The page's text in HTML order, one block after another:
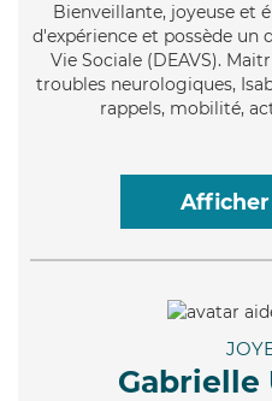
Bienveillante, joyeuse et
d'expérience et possède un
Vie Sociale (DEAVS).
troubles neurologiques,
rappels, mobilité,
Afficher
Gabrielle